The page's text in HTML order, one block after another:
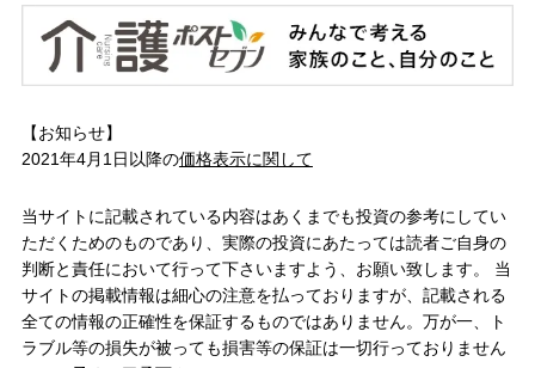
【お知らせ】
2021年4月1日以降の価格表示に関して
当サイトに記載されている内容はあくまでも投資の参考にしてい
ただくためのものであり、実際の投資にあたっては読者ご自身の
判断と責任において行って下さいますよう、お願い致します。 当
サイトの掲載情報は細心の注意を払っておりますが、記載される
全ての情報の正確性を保証するものではありません。万が一、ト
ラブル等の損失が被っても損害等の保証は一切行っておりません